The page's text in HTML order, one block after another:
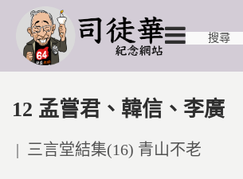
12 孟嘗君、韓信、李廣
Posted
三言堂結集(16) 青山不老